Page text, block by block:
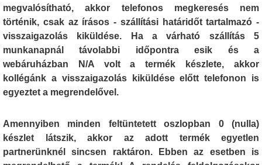
megvalósítható, akkor telefonos megkeresés nem
történik, csak az írásos - szállítási határidőt tartalmazó -
visszaigazolás kiküldése. Ha a várható szállítás 5
munkanapnál távolabbi időpontra esik és a
webáruházban N/A volt a termék készlete, akkor
kollégánk a visszaigazolás kiküldése előtt telefonon is
egyeztet a megrendelővel.
Amennyiben minden feltüntetett oszlopban 0 (nulla)
készlet látszik, akkor az adott termék egyetlen
partnerünknél sincsen raktáron. Ebben az esetben is